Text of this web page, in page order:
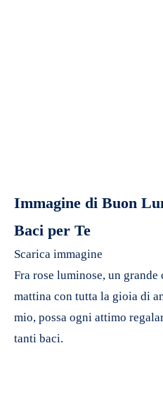
Immagine di Buon
Baci per Te
Scarica immagine
Fra rose luminose, un grande
mattina con tutta la gioia di
mio, possa ogni attimo
tanti baci.